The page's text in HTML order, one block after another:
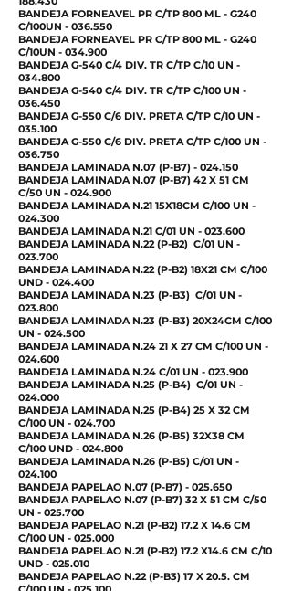
BANDEJA FORNEAVEL PR C/TP 800 ML - G240
C/100UN - 036.550
BANDEJA FORNEAVEL PR C/TP 800 ML - G240
C/10UN - 034.900
BANDEJA G-540 C/4 DIV. TR C/TP C/10 UN -
034.800
BANDEJA G-540 C/4 DIV. TR C/TP C/100 UN -
036.450
BANDEJA G-550 C/6 DIV. PRETA C/TP C/10 UN -
035.100
BANDEJA G-550 C/6 DIV. PRETA C/TP C/100 UN -
036.750
BANDEJA LAMINADA N.07 (P-B7) - 024.150
BANDEJA LAMINADA N.07 (P-B7) 42 X 51 CM
C/50 UN - 024.900
BANDEJA LAMINADA N.21 15X18CM C/100 UN -
024.300
BANDEJA LAMINADA N.21 C/01 UN - 023.600
BANDEJA LAMINADA N.22 (P-B2) C/01 UN -
023.700
BANDEJA LAMINADA N.22 (P-B2) 18X21 CM C/100
UND - 024.400
BANDEJA LAMINADA N.23 (P-B3) C/01 UN -
023.800
BANDEJA LAMINADA N.23 (P-B3) 20X24CM C/100
UN - 024.500
BANDEJA LAMINADA N.24 21 X 27 CM C/100 UN -
024.600
BANDEJA LAMINADA N.24 C/01 UN - 023.900
BANDEJA LAMINADA N.25 (P-B4) C/01 UN -
024.000
BANDEJA LAMINADA N.25 (P-B4) 25 X 32 CM
C/100 UN - 024.700
BANDEJA LAMINADA N.26 (P-B5) 32X38 CM
C/100 UND - 024.800
BANDEJA LAMINADA N.26 (P-B5) C/01 UN -
024.100
BANDEJA PAPELAO N.07 (P-B7) - 025.650
BANDEJA PAPELAO N.07 (P-B7) 32 X 51 CM C/50
UN - 025.700
BANDEJA PAPELAO N.21 (P-B2) 17.2 X 14.6 CM
C/100 UN - 025.000
BANDEJA PAPELAO N.21 (P-B2) 17.2 X14.6 CM C/10
UND - 025.010
BANDEJA PAPELAO N.22 (P-B3) 17 X 20.5. CM